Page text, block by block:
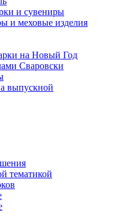
и сувениры
и меховые изделия
на Новый Год
Сваровски
выпускной
тематикой